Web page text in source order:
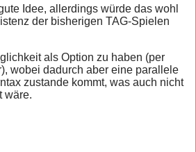
Idee, allerdings würde das wohl
der bisherigen TAG-Spielen
als Option zu haben (per
wobei dadurch aber eine parallele
zustande kommt, was auch nicht
wäre.